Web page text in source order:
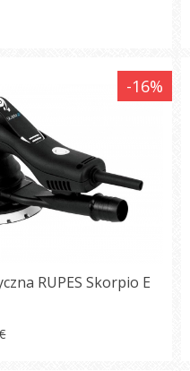
-16%
RUPES Skorpio E